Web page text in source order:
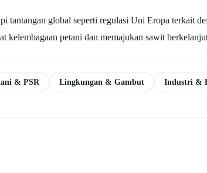
tantangan global seperti regulasi Uni Eropa terkait
kelembagaan petani dan memajukan sawit
& PSR Lingkungan & Gambut Industri &